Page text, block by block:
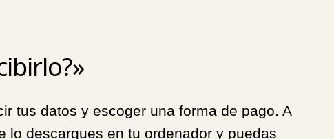
tus datos y escoger una forma de pago. A
lo descargues en tu ordenador y puedas